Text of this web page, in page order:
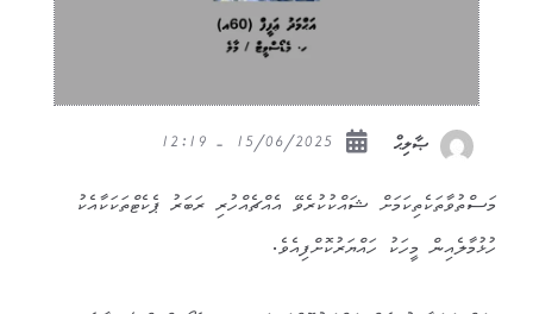
ޞާލިޙް
މަސްތުވާތަކެތިކަމަށް ޝައްކުކުރެވޭ އެއްޗެއްހުރި ރަބަރު ޕެކެޓްތަކަކާއެކު
ހުޅުމާލެއިން މީހަކު ހައްޔަރުކޮށްފިއެވެ.